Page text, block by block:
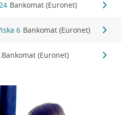
Bankomat (Euronet)
6 Bankomat (Euronet)
Bankomat (Euronet)